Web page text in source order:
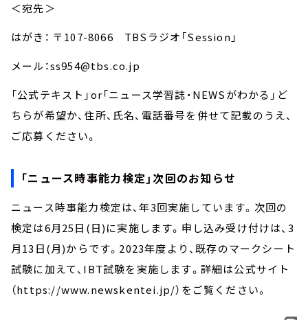
＜宛先＞
はがき： 〒107-8066 TBSラジオ「Session」
メール：ss954@tbs.co.jp
「公式テキスト」or「ニュース学習誌・NEWSがわかる」ど
ちらが希望か、住所、氏名、電話番号を併せて記載のうえ、
ご応募ください。
「ニュース時事能力検定」次回のお知らせ
ニュース時事能力検定は、年3回実施しています。次回の
検定は6月25日(日)に実施します。申し込み受け付けは、3
月13日(月)からです。2023年度より、既存のマークシート
試験に加えて、IBT試験を実施します。詳細は公式サイト
（https://www.newskentei.jp/）をご覧ください。